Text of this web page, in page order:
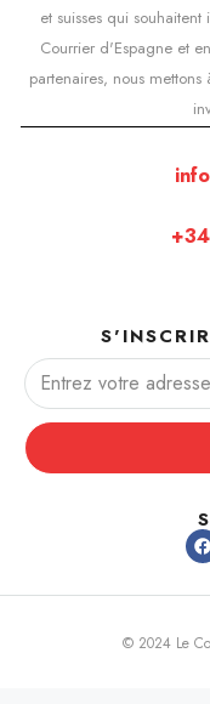
et suisses qui
Courrier d'Espagne et
partenaires, nous
© 2024 Le